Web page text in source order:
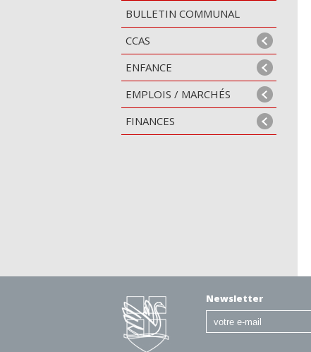
BULLETIN COMMUNAL
CCAS
ENFANCE
EMPLOIS / MARCHÉS
FINANCES
Newsletter